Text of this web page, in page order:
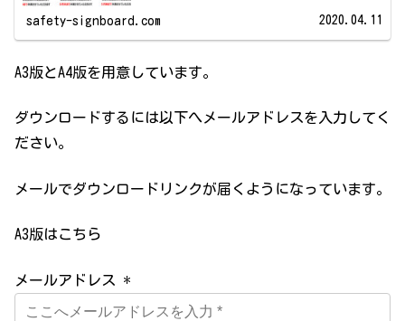
safety-signboard.com 2020.04.11
A3版とA4版を用意しています。
ダウンロードするには以下へメールアドレスを入力してく
ださい。
メールでダウンロードリンクが届くようになっています。
A3版はこちら
メールアドレス *